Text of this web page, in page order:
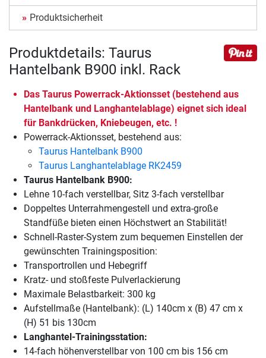
Produktsicherheit
Produktdetails: Taurus
Hantelbank B900 inkl. Rack
Das Taurus Powerrack-Aktionsset (bestehend aus
Hantelbank und Langhantelablage) eignet sich ideal
für Bankdrücken, Kniebeugen, etc. !
Powerrack-Aktionsset, bestehend aus:
Taurus Hantelbank B900
Taurus Langhantelablage RK2459
Taurus Hantelbank B900:
Lehne 10-fach verstellbar, Sitz 3-fach verstellbar
Doppeltes Unterrahmengestell und extra-große
Standfüße bieten einen Höchstwert an Stabilität!
Schnell-Raster-System zum bequemen Einstellen der
gewünschten Trainingsposition:
Transportrollen und Hebegriff
Kratz- und stoßfeste Pulverlackierung
Maximale Belastbarkeit: 300 kg
Aufstellmaße (Hantelbank): (L) 140cm x (B) 47 cm x
(H) 51 bis 130cm
Langhantel-Trainingsstation:
14-fach höhenverstellbar von 100 cm bis 156 cm